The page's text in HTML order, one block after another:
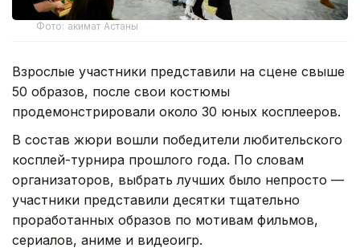
Фото: акимат Астаны
Взрослые участники представили на сцене свыше
50 образов, после свои костюмы
продемонстрировали около 30 юных косплееров.
В состав жюри вошли победители любительского
косплей-турнира прошлого года. По словам
организаторов, выбрать лучших было непросто —
участники представили десятки тщательно
проработанных образов по мотивам фильмов,
сериалов, аниме и видеоигр.